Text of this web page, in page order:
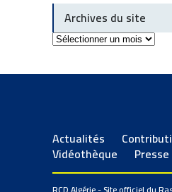
Archives du site
Archives
du
Actualités
Vidéothèque Presse